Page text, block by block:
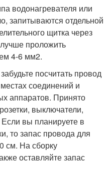
водонагревателя или
запитываются отдельной
щитка через
проложить
4-6 мм2.
посчитать провод
соединений и
аппаратов. Принято
выключатели,
вы планируете в
то запас провода для
см. На сборку
оставляйте запас